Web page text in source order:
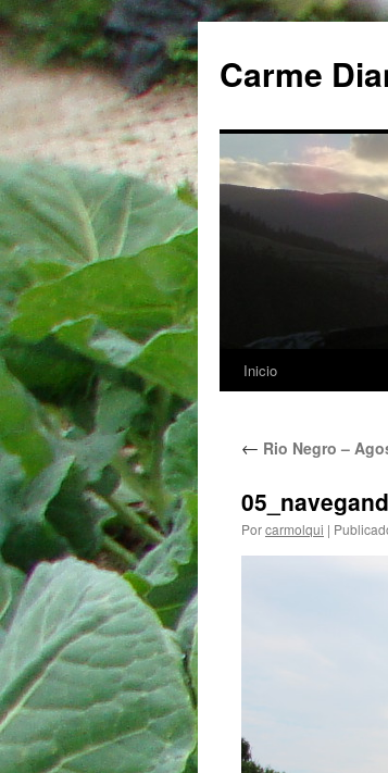
Carme
Saltar
contenido
Inicio
← Rio Negro –
Porcarmolqui |